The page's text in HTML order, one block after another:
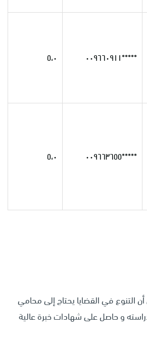
*****٠٠٩٦٦٠٩١١
٥،٠
*****٠٠٩٦٦٣٦٥٥ ٥،٠
التنوع في القضايا يحتاج إلى محامي
و حاصل على شهادات خبرة عالية